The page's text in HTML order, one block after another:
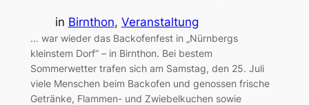
in Birnthon, Veranstaltung
… war wieder das Backofenfest in „Nürnbergs
kleinstem Dorf“ – in Birnthon. Bei bestem
Sommerwetter trafen sich am Samstag, den 25. Juli
viele Menschen beim Backofen und genossen frische
Getränke, Flammen- und Zwiebelkuchen sowie